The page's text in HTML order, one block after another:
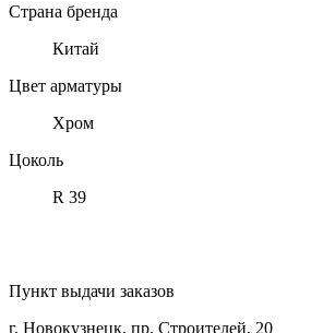
Страна бренда
Китай
Цвет арматуры
Хром
Цоколь
R 39
Пункт выдачи заказов
г. Новокузнецк, пр. Строителей, 20